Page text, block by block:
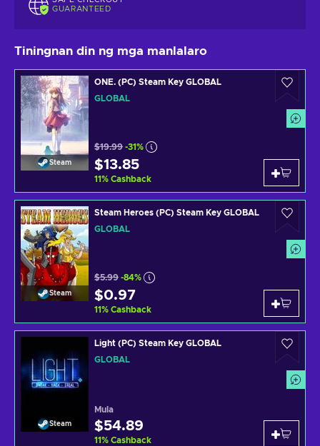
GUARANTEED
Tiningnan din ng mga manlalaro
Steam
ONE. (PC) Steam Key GLOBAL
GLOBAL
$19.99 -31%
$13.85
11% Cashback
Steam
Steam Heroes (PC) Steam Key GLOBAL
GLOBAL
$5.99 -84%
$0.97
11% Cashback
Steam
Light (PC) Steam Key GLOBAL
GLOBAL
Mula
$54.89
11% Cashback